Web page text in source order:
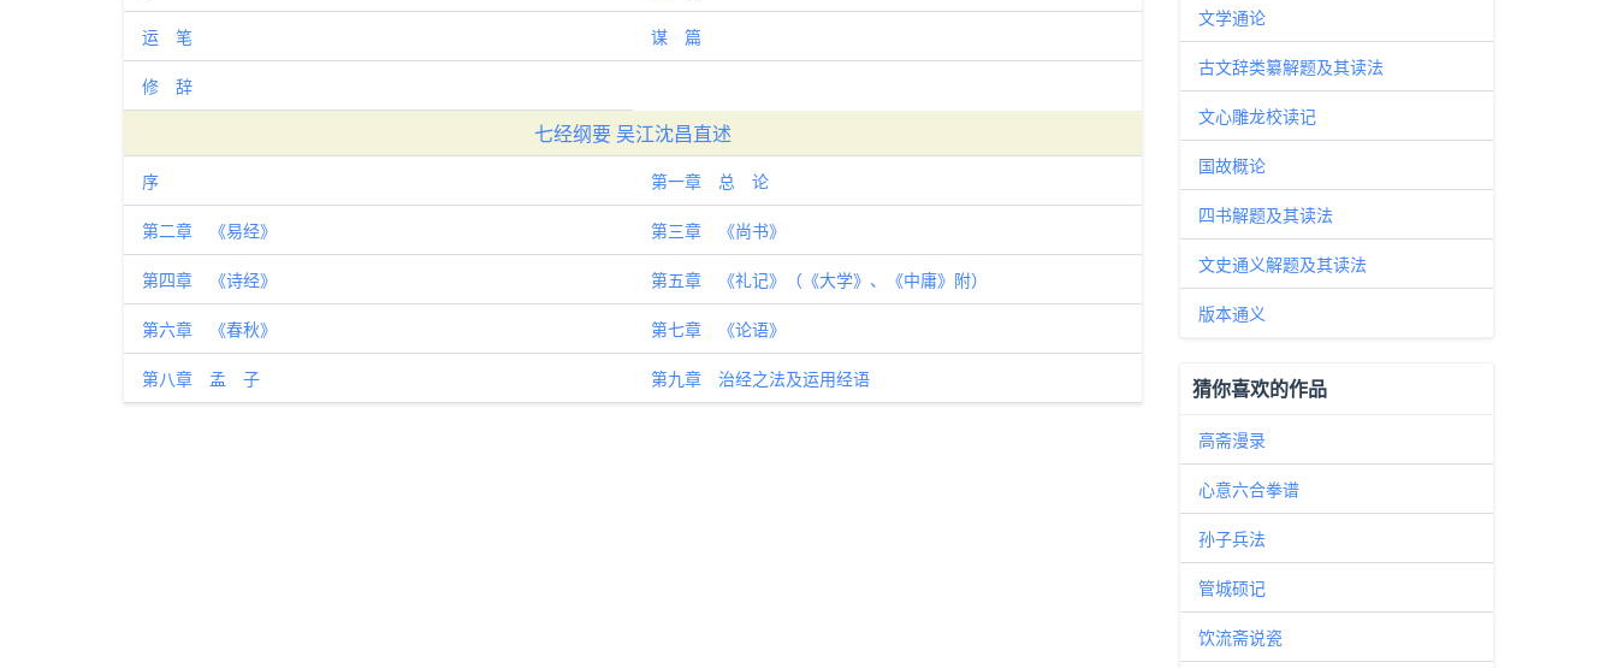
运 笔 谋 篇
修 辞
七经纲要 吴江沈昌直述
序 第一章 总 论
第二章 《易经》 第三章 《尚书》
第四章 《诗经》 第五章 《礼记》（《大学》、《中庸》附）
第六章 《春秋》 第七章 《论语》
第八章 孟 子 第九章 治经之法及运用经语
文学通论
古文辞类纂解题及其读法
文心雕龙校读记
国故概论
四书解题及其读法
文史通义解题及其读法
版本通义
猜你喜欢的作品
高斋漫录
心意六合拳谱
孙子兵法
管城硕记
饮流斋说瓷